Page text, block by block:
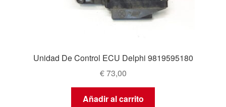
Unidad De Control ECU Delphi 9819595180
€73,00
Añadir al carrito